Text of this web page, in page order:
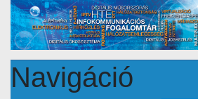
Ugrás a fő tartalomhoz
Navigáció